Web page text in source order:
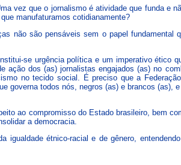
vez que o jornalismo é atividade que funda e
manufaturamos cotidianamente?
não são pensáveis sem o papel
se urgência política e um imperativo ético
dos (as) jornalistas engajados (as) no
no tecido social. É preciso que a
todos nós, negros (as) e brancos (as),
ao compromisso do Estado brasileiro, bem
a democracia.
étnico-racial e de gênero,